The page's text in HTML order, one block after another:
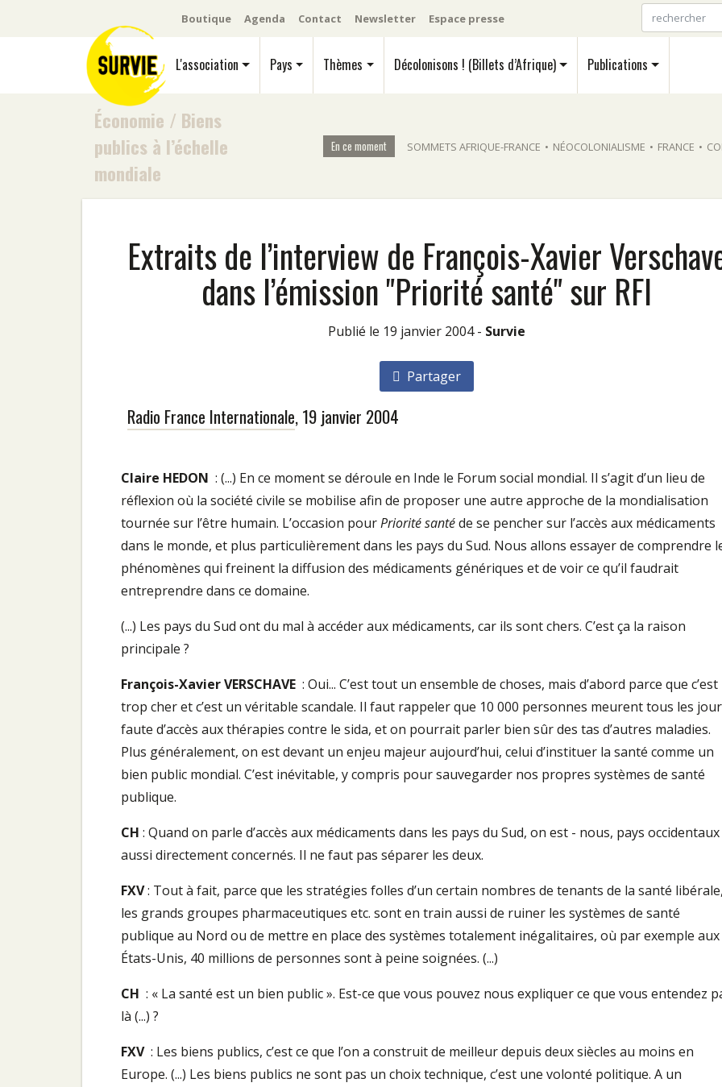
Boutique Agenda Contact Newsletter Espace presse
L'association Pays Thèmes Décolonisons ! (Billets d’Afrique) Publications
Économie / Biens
publics à l’échelle
mondiale
En ce moment SOMMETS AFRIQUE-FRANCE • NÉOCOLONIALISME • FRANCE •
Extraits de l’interview de François-Xavier
dans l’émission "Priorité santé" sur RFI
Publié le 19 janvier 2004 - Survie
Partager
Radio France Internationale, 19 janvier 2004
Claire HEDON : (...) En ce moment se déroule en Inde le Forum social mondial. Il s’agit d’un lieu de
réflexion où la société civile se mobilise afin de proposer une autre approche de la mondialisation
tournée sur l’être humain. L’occasion pourPriorité santéde se pencher sur l’accès aux médicaments
dans le monde, et plus particulièrement dans les pays du Sud. Nous allons essayer de comprendre
phénomènes qui freinent la diffusion des médicaments génériques et de voir ce qu’il faudrait
entreprendre dans ce domaine.
(...) Les pays du Sud ont du mal à accéder aux médicaments, car ils sont chers. C’est ça la raison
principale ?
François-Xavier VERSCHAVE : Oui... C’est tout un ensemble de choses, mais d’abord parce que c’est
trop cher et c’est un véritable scandale. Il faut rappeler que 10 000 personnes meurent tous les
faute d’accès aux thérapies contre le sida, et on pourrait parler bien sûr des tas d’autres maladies.
Plus généralement, on est devant un enjeu majeur aujourd’hui, celui d’instituer la santé comme un
bien public mondial. C’est inévitable, y compris pour sauvegarder nos propres systèmes de santé
publique.
CH : Quand on parle d’accès aux médicaments dans les pays du Sud, on est - nous, pays
aussi directement concernés. Il ne faut pas séparer les deux.
FXV: Tout à fait, parce que les stratégies folles d’un certain nombres de tenants de la santé
les grands groupes pharmaceutiques etc. sont en train aussi de ruiner les systèmes de santé
publique au Nord ou de mettre en place des systèmes totalement inégalitaires, où par exemple aux
États-Unis, 40 millions de personnes sont à peine soignées. (...)
CH : « La santé est un bien public ». Est-ce que vous pouvez nous expliquer ce que vous entendez
là (...) ?
FXV : Les biens publics, c’est ce que l’on a construit de meilleur depuis deux siècles au moins en
Europe. (...) Les biens publics ne sont pas un choix technique, c’est une volonté politique. A un